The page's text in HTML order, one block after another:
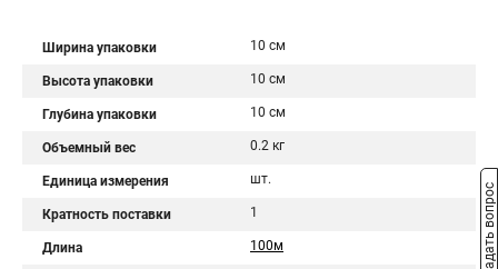
Ширина упаковки 10 см
Высота упаковки 10 см
Глубина упаковки 10 см
Объемный вес 0.2 кг
Единица измерения шт.
Кратность поставки 1
Длина 100м Задать вопрос